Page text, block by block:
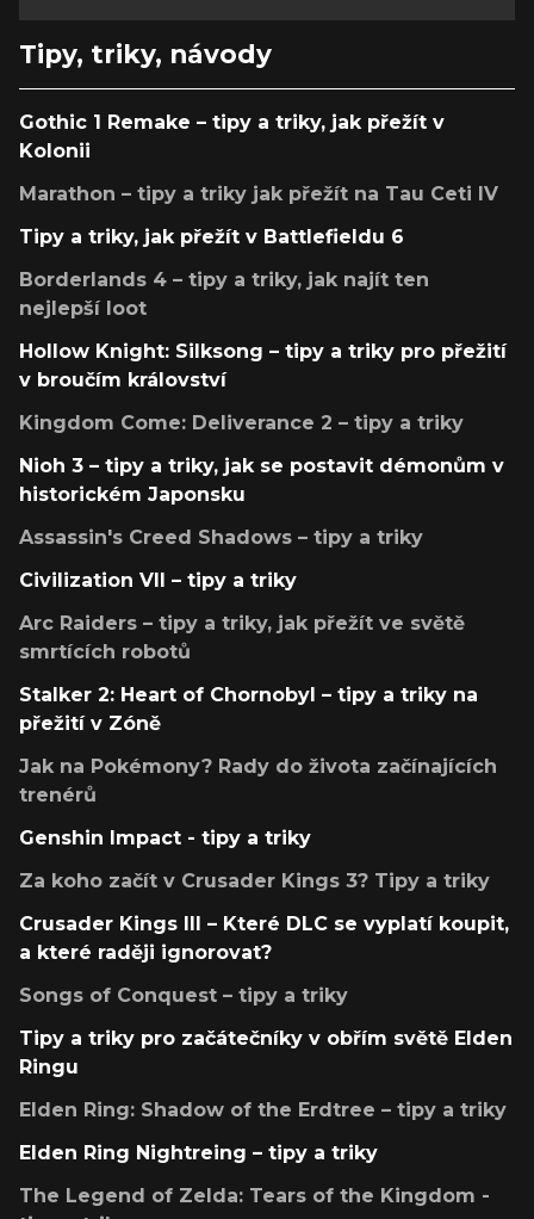
Tipy, triky, návody
Gothic 1 Remake – tipy a triky, jak přežít v
Kolonii
Marathon – tipy a triky jak přežít na Tau Ceti IV
Tipy a triky, jak přežít v Battlefieldu 6
Borderlands 4 – tipy a triky, jak najít ten
nejlepší loot
Hollow Knight: Silksong – tipy a triky pro přežití
v broučím království
Kingdom Come: Deliverance 2 – tipy a triky
Nioh 3 – tipy a triky, jak se postavit démonům v
historickém Japonsku
Assassin's Creed Shadows – tipy a triky
Civilization VII – tipy a triky
Arc Raiders – tipy a triky, jak přežít ve světě
smrtících robotů
Stalker 2: Heart of Chornobyl – tipy a triky na
přežití v Zóně
Jak na Pokémony? Rady do života začínajících
trenérů
Genshin Impact - tipy a triky
Za koho začít v Crusader Kings 3? Tipy a triky
Crusader Kings III – Které DLC se vyplatí koupit,
a které raději ignorovat?
Songs of Conquest – tipy a triky
Tipy a triky pro začátečníky v obřím světě Elden
Ringu
Elden Ring: Shadow of the Erdtree – tipy a triky
Elden Ring Nightreing – tipy a triky
The Legend of Zelda: Tears of the Kingdom -